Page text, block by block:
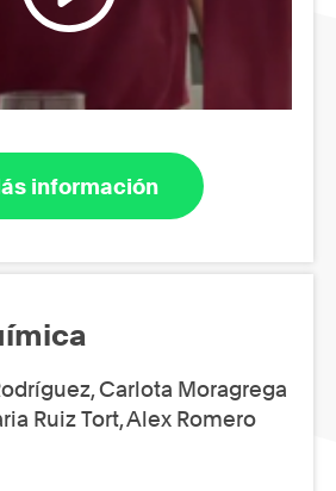
información
Carlota Moragrega
Ruiz Tort, Alex Romero